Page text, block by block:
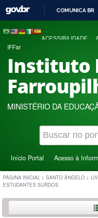
COMUNICA BR
ACESSIBILIDADE
IFFar
Instituto
MINISTÉRIO DA
Início Portal Acesso à
PÁGINA INICIAL > SANTO ÂNGELO >
ESTUDANTES SURDOS